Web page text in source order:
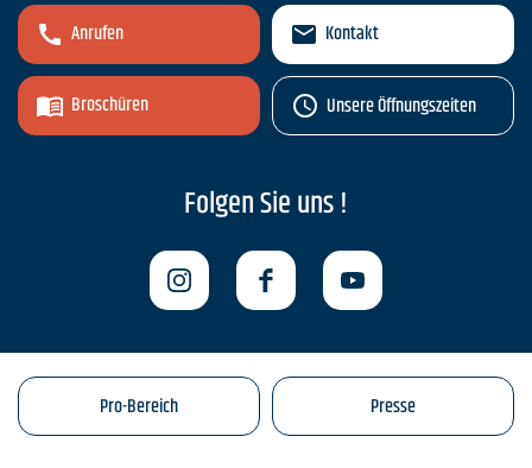
Anrufen
Broschüren
Kontakt
Unsere Öffnungszeiten
Folgen Sie uns !
Pro-Bereich Presse